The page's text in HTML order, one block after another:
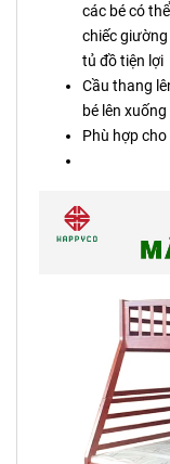
các bé có
chiếc
tủ đồ tiện lợi
Cầu thang
bé lên
Phù hợp